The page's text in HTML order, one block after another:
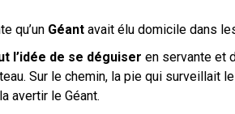
qu’un Géant avait élu domicile dans
l’idée de se déguiser en servante et
Sur le chemin, la pie qui surveillait
avertir le Géant.